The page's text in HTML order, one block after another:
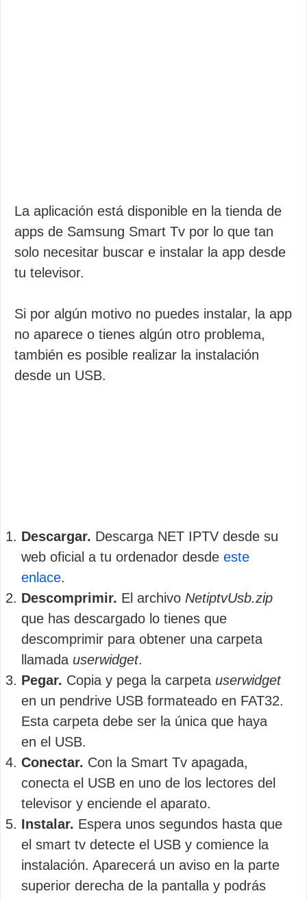
La aplicación está disponible en la tienda de
apps de Samsung Smart Tv por lo que tan
solo necesitar buscar e instalar la app desde
tu televisor.
Si por algún motivo no puedes instalar, la app
no aparece o tienes algún otro problema,
también es posible realizar la instalación
desde un USB.
Descargar. Descarga NET IPTV desde su
web oficial a tu ordenador desde este
enlace.
Descomprimir. El archivo NetiptvUsb.zip
que has descargado lo tienes que
descomprimir para obtener una carpeta
llamada userwidget.
Pegar. Copia y pega la carpeta userwidget
en un pendrive USB formateado en FAT32.
Esta carpeta debe ser la única que haya
en el USB.
Conectar. Con la Smart Tv apagada,
conecta el USB en uno de los lectores del
televisor y enciende el aparato.
Instalar. Espera unos segundos hasta que
el smart tv detecte el USB y comience la
instalación. Aparecerá un aviso en la parte
superior derecha de la pantalla y podrás